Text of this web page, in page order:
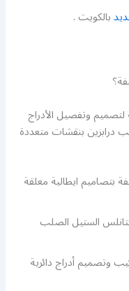
بالكويت .
وتفصيل الأدراج
درابزين بنقشات متعددة
بتصاميم ايطالية معلقة
الستيل الصلب
وتصميم أدراج دائرية